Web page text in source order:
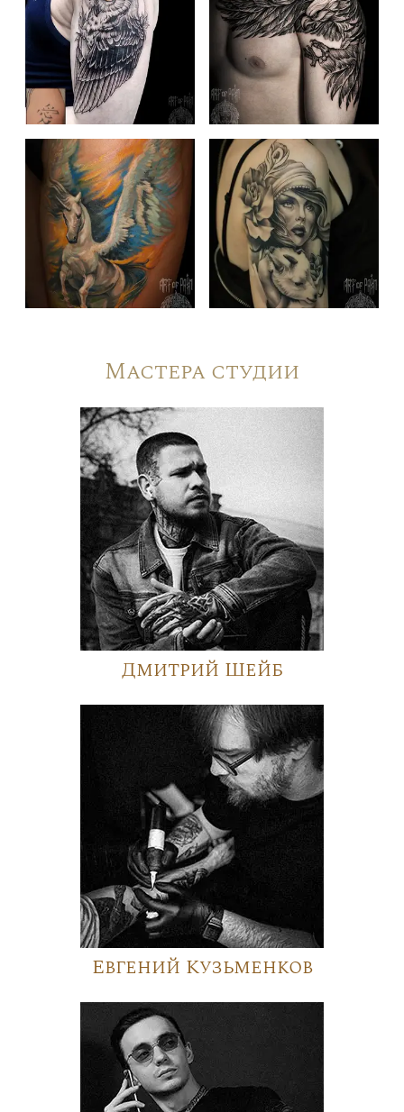
Мастера студии
Дмитрий Шейб
Евгений Кузьменков